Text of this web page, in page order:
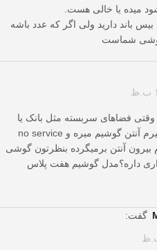
باند دارید ولی اگر که عدد باشه
شماست
فضاهای سربسته مثل بانک یا
اداره و امثال اینجاها میرم آنتن گوشیم میره و no service
بیرون آنتن برمیگرده بنظرتون گوشی
داره؟مدل گوشیم هفت پلاس
گفت: